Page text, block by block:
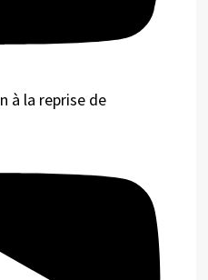
à la reprise de